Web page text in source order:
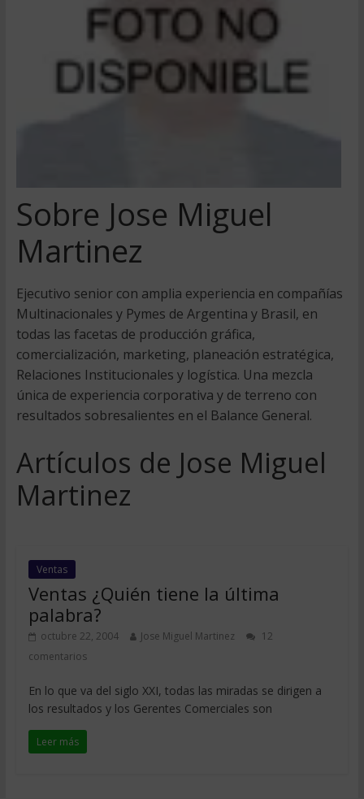
Sobre Jose Miguel
Martinez
Ejecutivo senior con amplia experiencia en compañías
Multinacionales y Pymes de Argentina y Brasil, en
todas las facetas de producción gráfica,
comercialización, marketing, planeación estratégica,
Relaciones Institucionales y logística. Una mezcla
única de experiencia corporativa y de terreno con
resultados sobresalientes en el Balance General.
Artículos de Jose Miguel
Martinez
Ventas
Ventas ¿Quién tiene la última
palabra?
octubre 22, 2004 Jose Miguel Martinez
12
comentarios
En lo que va del siglo XXI, todas las miradas se dirigen a
los resultados y los Gerentes Comerciales son
Leer más